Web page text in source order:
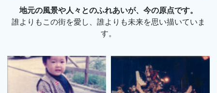
地元の風景や人々とのふれあいが、今の原点です。
誰よりもこの街を愛し、誰よりも未来を思い描いていま
す。